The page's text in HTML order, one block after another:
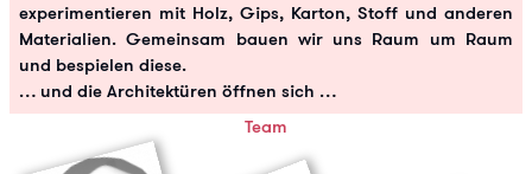
experimentieren mit Holz, Gips, Karton, Stoff und anderen
Materialien. Gemeinsam bauen wir uns Raum um Raum
und bespielen diese.
… und die Architektüren öffnen sich …
Team